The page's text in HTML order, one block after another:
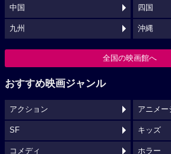
中国 四国
九州 沖縄
全国の映画館へ
おすすめ映画ジャンル
アクション アニメー
SF キッズ
コメディ ホラー